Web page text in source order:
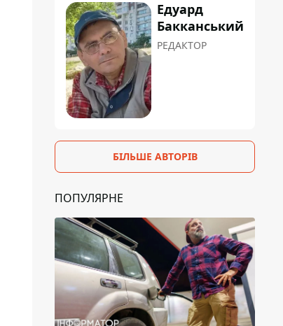
Едуард
Бакканський
РЕДАКТОР
БІЛЬШЕ АВТОРІВ
ПОПУЛЯРНЕ